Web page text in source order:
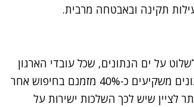
תקינה ובאבטחה מרבית.
על ים הנתונים, שכל עובדי הארגון
מוצפים בו. סקר אחרון של מק'ינזי מגלה שהמשתמשים בנתונים משקיעים כ-40% מזמנם בחיפוש אחר
לציין שיש לכך השלכות ישירות על